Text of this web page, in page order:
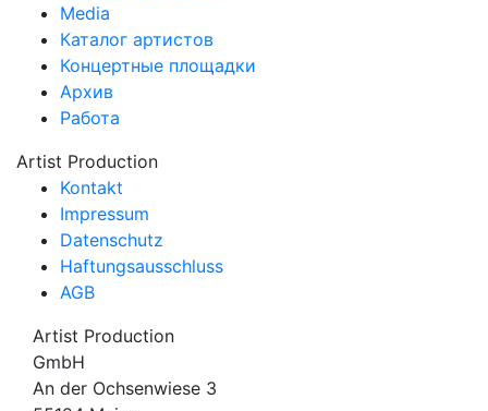
Media
Каталог артистов
Концертные площадки
Архив
Работа
Artist Production
Kontakt
Impressum
Datenschutz
Haftungsausschluss
AGB
Artist Production
GmbH
An der Ochsenwiese 3